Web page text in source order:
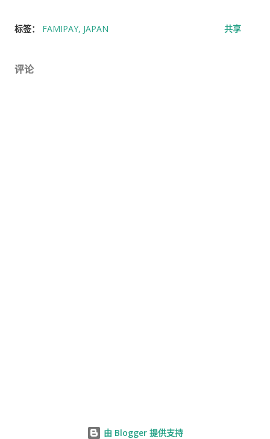
标签： FAMIPAY JAPAN 共享
评论
由 Blogger 提供支持